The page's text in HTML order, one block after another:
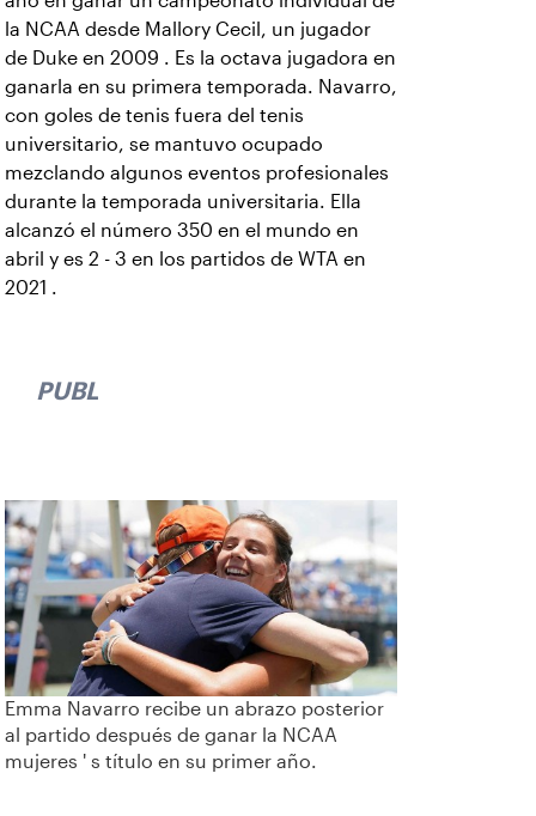
la NCAA desde Mallory Cecil, un jugador
de Duke en 2009 . Es la octava jugadora en
ganarla en su primera temporada. Navarro,
con goles de tenis fuera del tenis
universitario, se mantuvo ocupado
mezclando algunos eventos profesionales
durante la temporada universitaria. Ella
alcanzó el número 350 en el mundo en
abril y es 2 - 3 en los partidos de WTA en
2021 .
PUBLICIDAD
Emma Navarro recibe un abrazo posterior
al partido después de ganar la NCAA
mujeres ' s título en su primer año.